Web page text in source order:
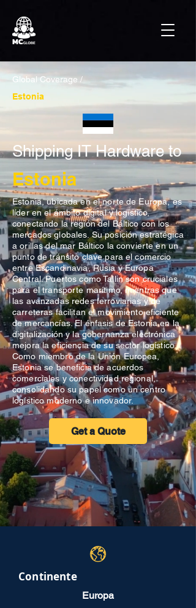
Global Coverage /
Estonia
Shipping IT Hardware to
Estonia
Estonia, ubicada en el norte de Europa, es
líder en el ámbito digital y logístico,
conectando la región del Báltico con los
mercados globales. Su posición estratégica
a orillas del mar Báltico la convierte en un
punto de tránsito clave para el comercio
entre Escandinavia, Rusia y Europa
Central. Puertos como Tallin son cruciales
para el transporte marítimo, mientras que
las avanzadas redes ferroviarias y de
carreteras facilitan el movimiento eficiente
de mercancías. El énfasis de Estonia en la
digitalización y la gobernanza electrónica
mejora la eficiencia de su sector logístico.
Como miembro de la Unión Europea,
Estonia se beneficia de acuerdos
comerciales y conectividad regional,
consolidando su papel como un centro
logístico moderno e innovador.
Get a Quote
Continente
Europa